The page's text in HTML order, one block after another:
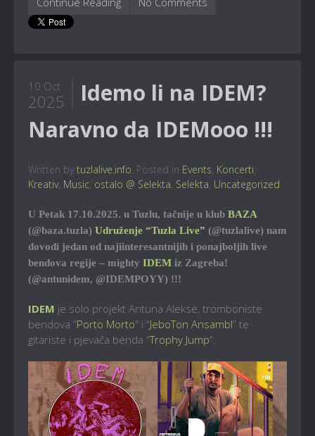
10 Oct
2025
Idemo li na IDEM?
Naravno da IDEMooo !!!
Written by tuzlalive.info. Posted in Events, Koncerti,
Kreativ, Music, ostalo @ Selekta, Selekta, Uncategorized
U Petak 17.10.2025. u Tuzlu, tačnije u klub BAZA
(@baza.tuzla) Udruženje “Tuzla Live” (@tuzlalive) nam
dovodi jedan od najiinteresantnijih i ponajboljih live
bendova regije – mighty IDEM iz Zagreba!
(@antunidem, @IDEMPOYY) !!!
IDEM je solo projekt Antuna Alekse, tromboniste
bendova “Porto Morto” i “JeboTon Ansambl” te
gitariste i pjevača benda “Trophy Jump“.